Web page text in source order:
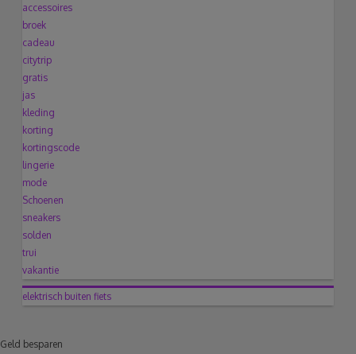
accessoires
broek
cadeau
citytrip
gratis
jas
kleding
korting
kortingscode
lingerie
mode
Schoenen
sneakers
solden
trui
vakantie
elektrisch buiten fiets
Geld besparen